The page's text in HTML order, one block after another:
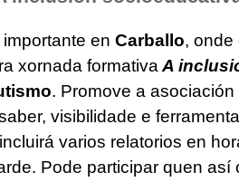
en Carballo, onde
xornada formativa A
. Promove a
visibilidade e
varios relatorios en
Pode participar quen